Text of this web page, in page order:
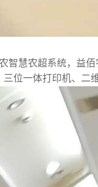
智慧农超系统，益
位一体打印机、二